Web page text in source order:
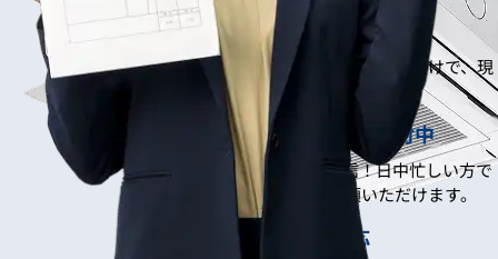
現地調査なしでOK！
お忙しい方も安心。撮った写真を送るだけで、現
地調査をせずにお見積りが可能です。
いつでも送れる！24時間受付中
スマホで撮って、その場で送信！日中忙しい方で
も、夜間や休日に手軽にご依頼いただけます。
最短即日！スピード対応